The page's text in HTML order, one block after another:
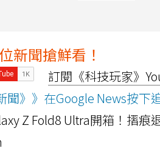
新聞搶鮮看！
訂閱《科技玩家》
聞》》在Google News按下
Z Fold8 Ultra開箱！摺